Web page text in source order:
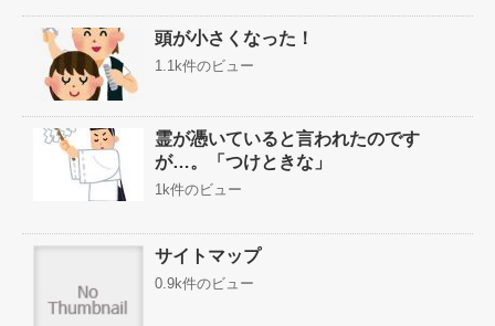
頭が小さくなった！
1.1k件のビュー
霊が憑いていると言われたのです
が…。「つけときな」
1k件のビュー
サイトマップ
0.9k件のビュー